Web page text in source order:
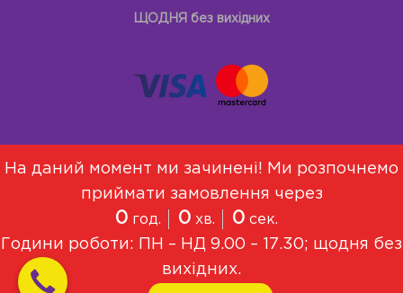
ЩОДНЯ без вихідних
Меню Про Нас Договір оферти
Політика конфіденційності
© 2021, Всі права захищені
На даний момент ми зачинені! Ми розпочнемо
приймати замовлення через
0 год. 0 хв. 0 сек.
Години роботи: ПН – НД 9.00 – 17.30; щодня без
вихідних.